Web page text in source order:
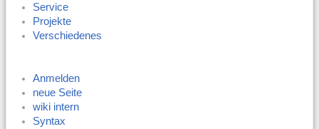
Service
Projekte
Verschiedenes
Anmelden
neue Seite
wiki intern
Syntax